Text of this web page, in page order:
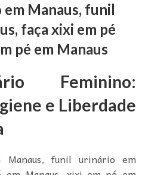
Manaus, funil
faça xixi em pé
pé em Manaus
Feminino:
e Liberdade